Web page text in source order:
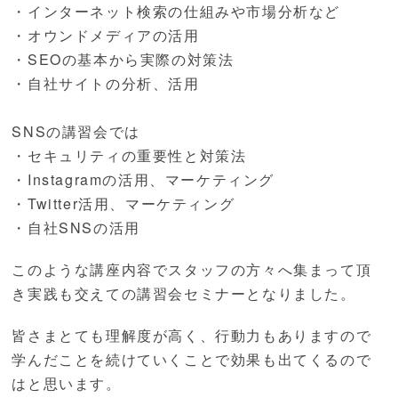
・インターネット検索の仕組みや市場分析など
・オウンドメディアの活用
・SEOの基本から実際の対策法
・自社サイトの分析、活用
SNSの講習会では
・セキュリティの重要性と対策法
・Instagramの活用、マーケティング
・Twitter活用、マーケティング
・自社SNSの活用
このような講座内容でスタッフの方々へ集まって頂
き実践も交えての講習会セミナーとなりました。
皆さまとても理解度が高く、行動力もありますので
学んだことを続けていくことで効果も出てくるので
はと思います。